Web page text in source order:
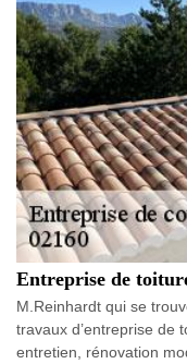
Entreprise de
M.Reinhardt qui se
travaux d’entreprise de
entretien, rénovation